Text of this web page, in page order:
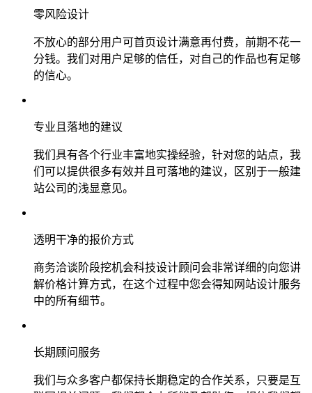
零风险设计
不放心的部分用户可首页设计满意再付费，前期不花一
分钱。我们对用户足够的信任，对自己的作品也有足够
的信心。
专业且落地的建议
我们具有各个行业丰富地实操经验，针对您的站点，我
们可以提供很多有效并且可落地的建议，区别于一般建
站公司的浅显意见。
透明干净的报价方式
商务洽谈阶段挖机会科技设计顾问会非常详细的向您讲
解价格计算方式，在这个过程中您会得知网站设计服务
中的所有细节。
长期顾问服务
我们与众多客户都保持长期稳定的合作关系，只要是互